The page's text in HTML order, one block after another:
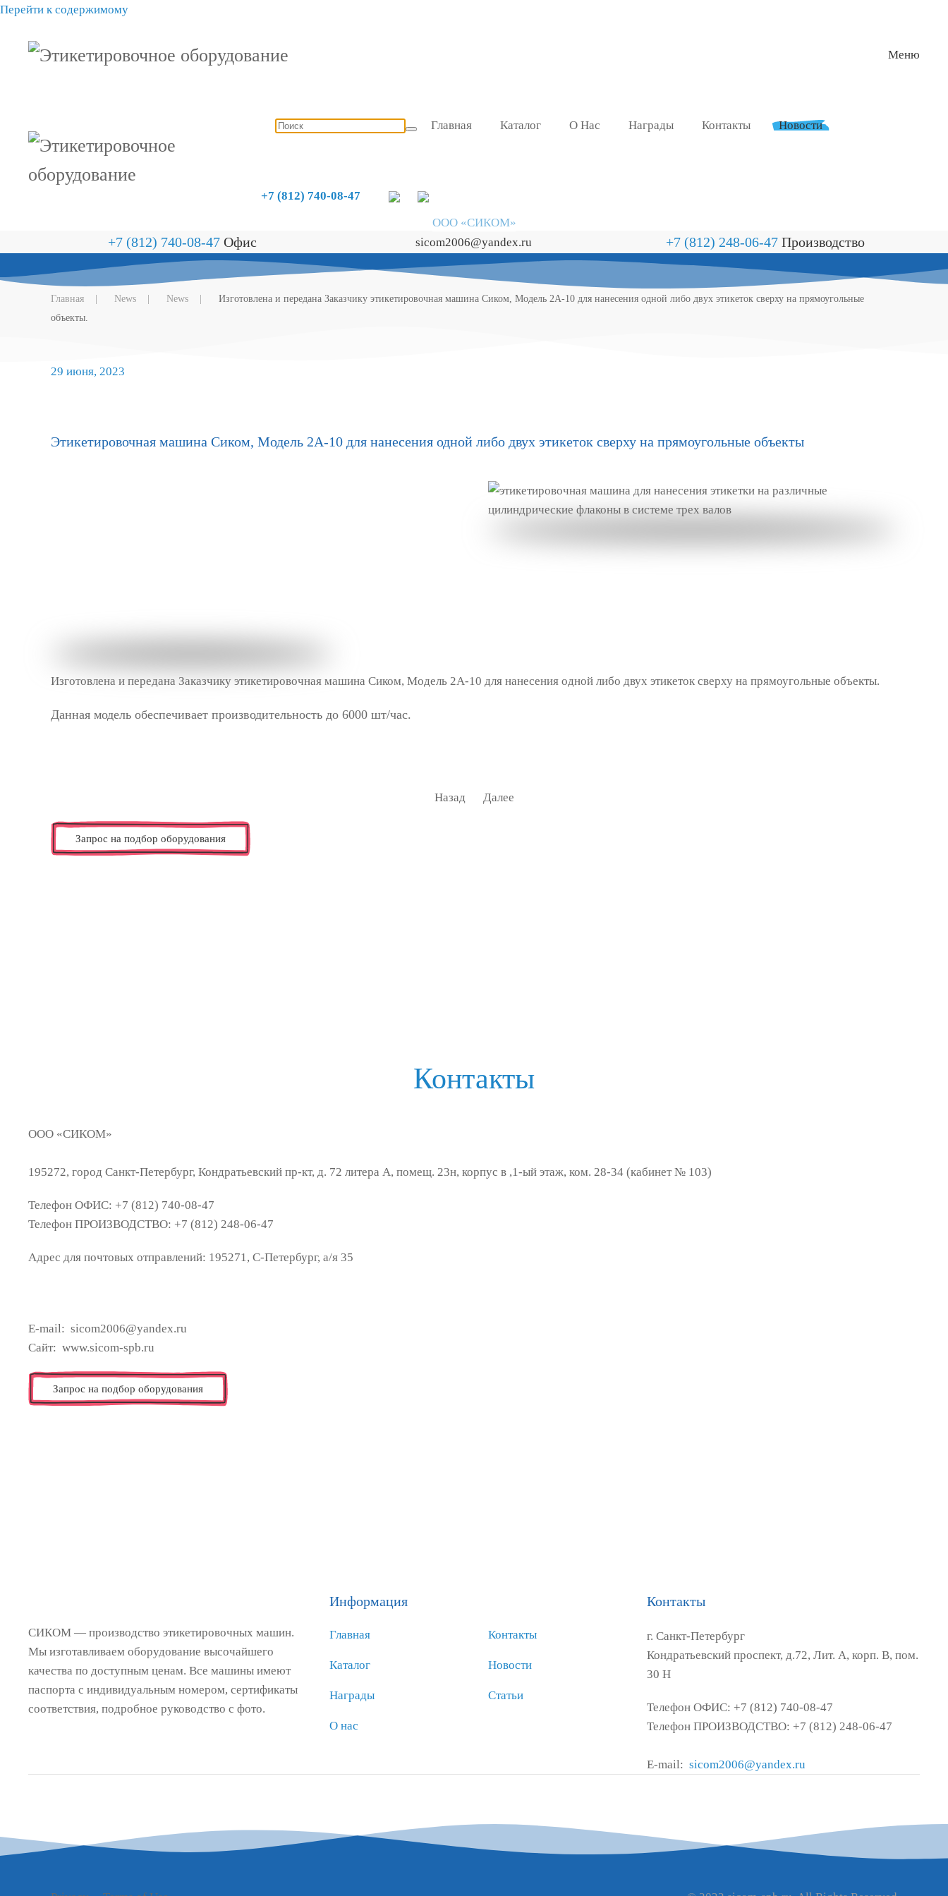
Перейти к содержимому
Меню
Главная Каталог О Нас Награды Контакты Новости
+7 (812) 740-08-47
+7 (812) 740-08-47 Офис sicom2006@yandex.ru +7 (812) 248-06-47 Производство
ООО «СИКОМ»
Главная News News
Изготовлена и передана Заказчику этикетировочная машина Сиком, Модель 2А-10 для нанесения одной либо двух этикеток сверху на прямоугольные
объекты.
29 июня, 2023
Этикетировочная машина Сиком, Модель 2А-10 для нанесения одной либо двух этикеток сверху на прямоугольные объекты
Изготовлена и передана Заказчику этикетировочная машина Сиком, Модель 2А-10 для нанесения одной либо двух этикеток сверху на прямоугольные объекты.
Данная модель обеспечивает производительность до 6000 шт/час.
Назад Далее
Запрос на подбор оборудования
Контакты
ООО «СИКОМ»
195272, город Санкт-Петербург, Кондратьевский пр-кт, д. 72 литера А, помещ. 23н, корпус в ,1-ый этаж, ком. 28-34 (кабинет № 103)
Телефон ОФИС: +7 (812) 740-08-47
Телефон ПРОИЗВОДСТВО: +7 (812) 248-06-47
Адрес для почтовых отправлений: 195271, С-Петербург, а/я 35
E-mail: sicom2006@yandex.ru
Сайт: www.sicom-spb.ru
Запрос на подбор оборудования
СИКОМ — производство этикетировочных машин.
Мы изготавливаем оборудование высочайшего
качества по доступным ценам. Все машины имеют
паспорта с индивидуальным номером, сертификаты
соответствия, подробное руководство с фото.
Информация
Главная
Каталог
Награды
О нас
Контакты
Новости
Статьи
Контакты
г. Санкт-Петербург
Кондратьевский проспект, д.72, Лит. А, корп. В, пом.
30 Н
Телефон ОФИС: +7 (812) 740-08-47
Телефон ПРОИЗВОДСТВО: +7 (812) 248-06-47
E-mail:sicom2006@yandex.ru